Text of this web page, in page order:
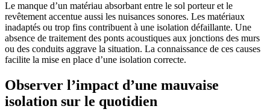
Le manque d’un matériau absorbant entre le sol porteur et le
revêtement accentue aussi les nuisances sonores. Les matériaux
inadaptés ou trop fins contribuent à une isolation défaillante. Une
absence de traitement des ponts acoustiques aux jonctions des murs
ou des conduits aggrave la situation. La connaissance de ces causes
facilite la mise en place d’une isolation correcte.
Observer l’impact d’une mauvaise
isolation sur le quotidien